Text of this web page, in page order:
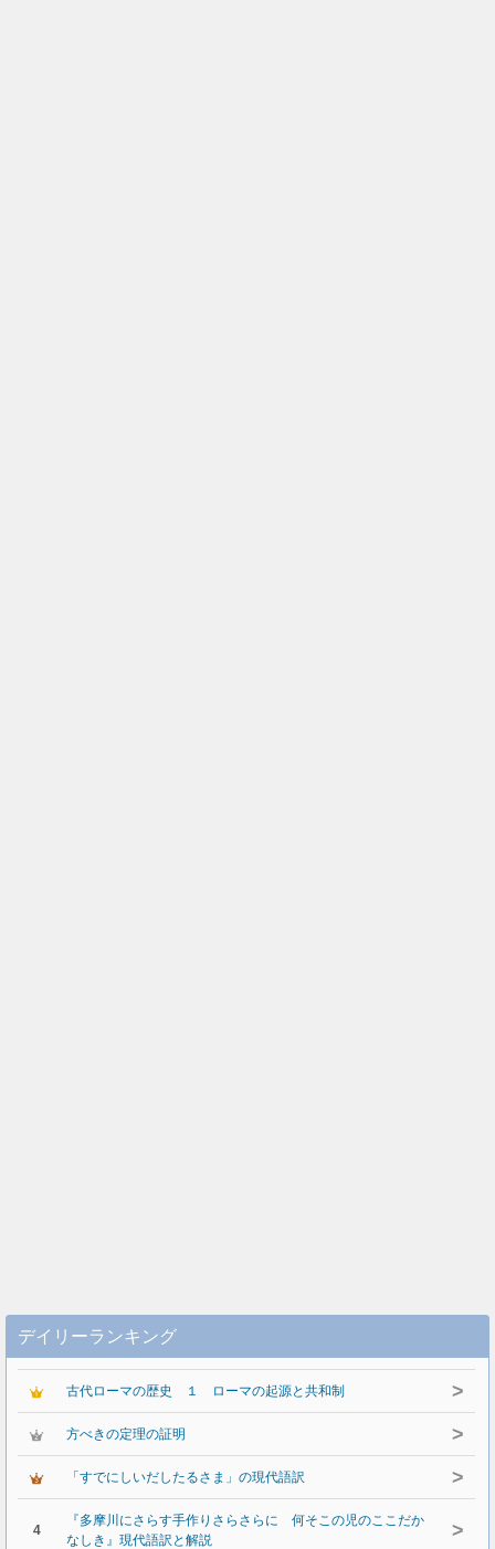
デイリーランキング
古代ローマの歴史 １ ローマの起源と共和制 >
方べきの定理の証明 >
「すでにしいだしたるさま」の現代語訳 >
4
『多摩川にさらす手作りさらさらに 何そこの児のここだか
なしき』現代語訳と解説
>